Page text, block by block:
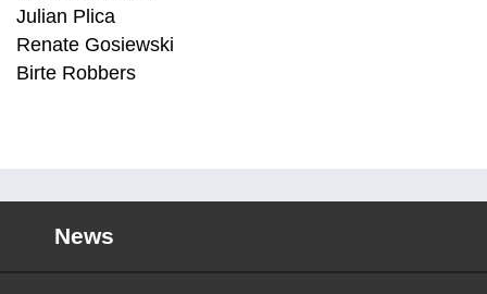
Julian Plica
Renate Gosiewski
Birte Robbers
News